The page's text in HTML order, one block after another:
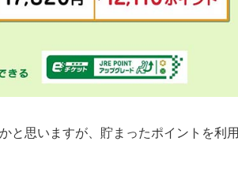
と思いますが、貯まったポイントを利用